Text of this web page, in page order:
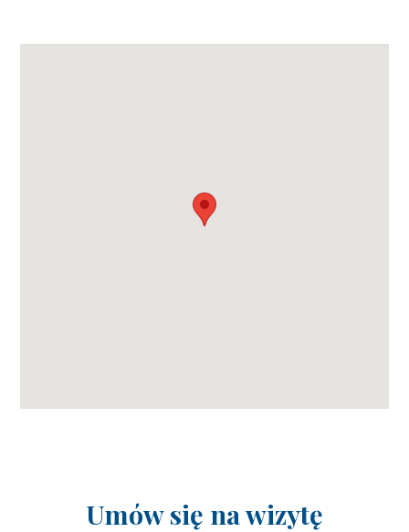
Umów się na wizytę